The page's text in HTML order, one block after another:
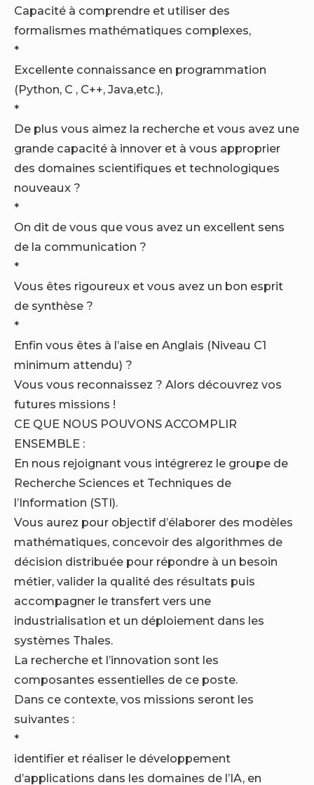
Capacité à comprendre et utiliser des
formalismes mathématiques complexes,
*
Excellente connaissance en programmation
(Python, C , C++, Java,etc.),
*
De plus vous aimez la recherche et vous avez une
grande capacité à innover et à vous approprier
des domaines scientifiques et technologiques
nouveaux ?
*
On dit de vous que vous avez un excellent sens
de la communication ?
*
Vous êtes rigoureux et vous avez un bon esprit
de synthèse ?
*
Enfin vous êtes à l’aise en Anglais (Niveau C1
minimum attendu) ?
Vous vous reconnaissez ? Alors découvrez vos
futures missions !
CE QUE NOUS POUVONS ACCOMPLIR
ENSEMBLE :
En nous rejoignant vous intégrerez le groupe de
Recherche Sciences et Techniques de
l’Information (STI).
Vous aurez pour objectif d’élaborer des modèles
mathématiques, concevoir des algorithmes de
décision distribuée pour répondre à un besoin
métier, valider la qualité des résultats puis
accompagner le transfert vers une
industrialisation et un déploiement dans les
systèmes Thales.
La recherche et l’innovation sont les
composantes essentielles de ce poste.
Dans ce contexte, vos missions seront les
suivantes :
*
identifier et réaliser le développement
d’applications dans les domaines de l’IA, en